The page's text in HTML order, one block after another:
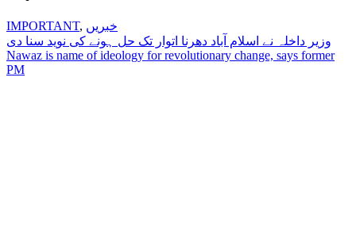
IMPORTANT, خبریں
Post
navigation
وزیر داخلہ نے اسلام آباد دھرنا اتوار تک حل ہونے کی نوید سنا دی
Nawaz is name of ideology for revolutionary change, says former
PM